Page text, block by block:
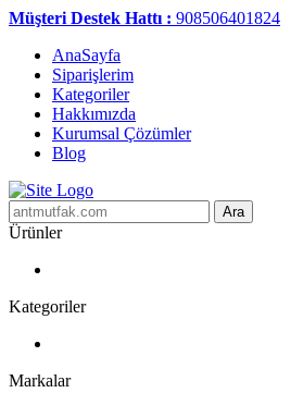
Müşteri Destek Hattı : 908506401824
AnaSayfa
Siparişlerim
Kategoriler
Hakkımızda
Kurumsal Çözümler
Blog
Ara
Ürünler
Kategoriler
Markalar